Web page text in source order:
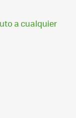
a cualquier